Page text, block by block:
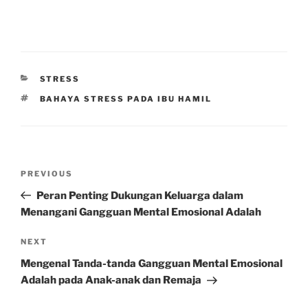
CATEGORIES
STRESS
TAGS
BAHAYA STRESS PADA IBU HAMIL
Previous
Post
PREVIOUS
Peran Penting Dukungan Keluarga dalam
Menangani Gangguan Mental Emosional Adalah
Next
Post
NEXT
Mengenal Tanda-tanda Gangguan Mental Emosional
Adalah pada Anak-anak dan Remaja